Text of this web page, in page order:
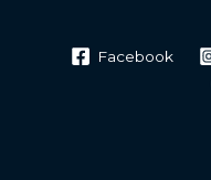
Facebook